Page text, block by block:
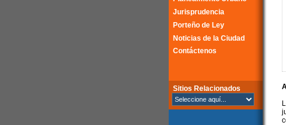
Jurisprudencia
Porteño de Ley
Noticias de la Ciudad
Contáctenos
Sitios Relacionados